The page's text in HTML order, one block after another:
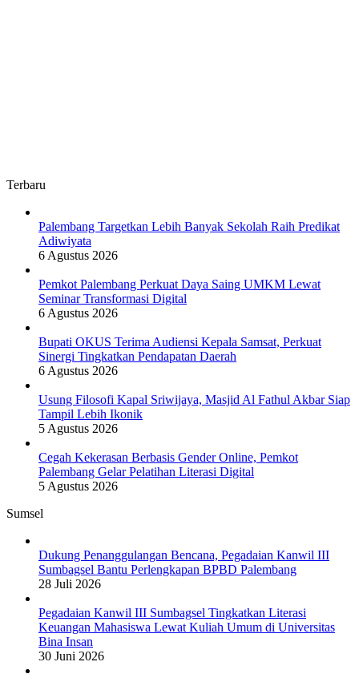
Terbaru
Palembang Targetkan Lebih Banyak Sekolah Raih Predikat
Adiwiyata
6 Agustus 2026
Pemkot Palembang Perkuat Daya Saing UMKM Lewat
Seminar Transformasi Digital
6 Agustus 2026
Bupati OKUS Terima Audiensi Kepala Samsat, Perkuat
Sinergi Tingkatkan Pendapatan Daerah
6 Agustus 2026
Usung Filosofi Kapal Sriwijaya, Masjid Al Fathul Akbar Siap
Tampil Lebih Ikonik
5 Agustus 2026
Cegah Kekerasan Berbasis Gender Online, Pemkot
Palembang Gelar Pelatihan Literasi Digital
5 Agustus 2026
Sumsel
Dukung Penanggulangan Bencana, Pegadaian Kanwil III
Sumbagsel Bantu Perlengkapan BPBD Palembang
28 Juli 2026
Pegadaian Kanwil III Sumbagsel Tingkatkan Literasi
Keuangan Mahasiswa Lewat Kuliah Umum di Universitas
Bina Insan
30 Juni 2026